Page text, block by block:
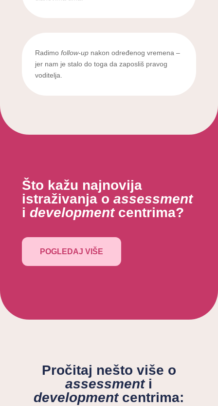
Radimo follow-upnakon određenog vremena –
jer nam je stalo do toga da zaposliš pravog
voditelja.
Što kažu najnovija
istraživanja o assessment
i developmentcentrima?
POGLEDAJ VIŠE
Pročitaj nešto više o
assessmenti
developmentcentrima: